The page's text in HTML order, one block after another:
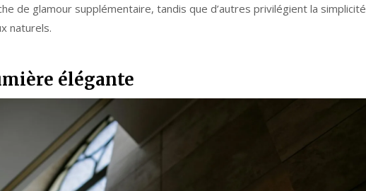
de glamour supplémentaire, tandis que d’autres privilégient la simplicité
naturels.
élégante